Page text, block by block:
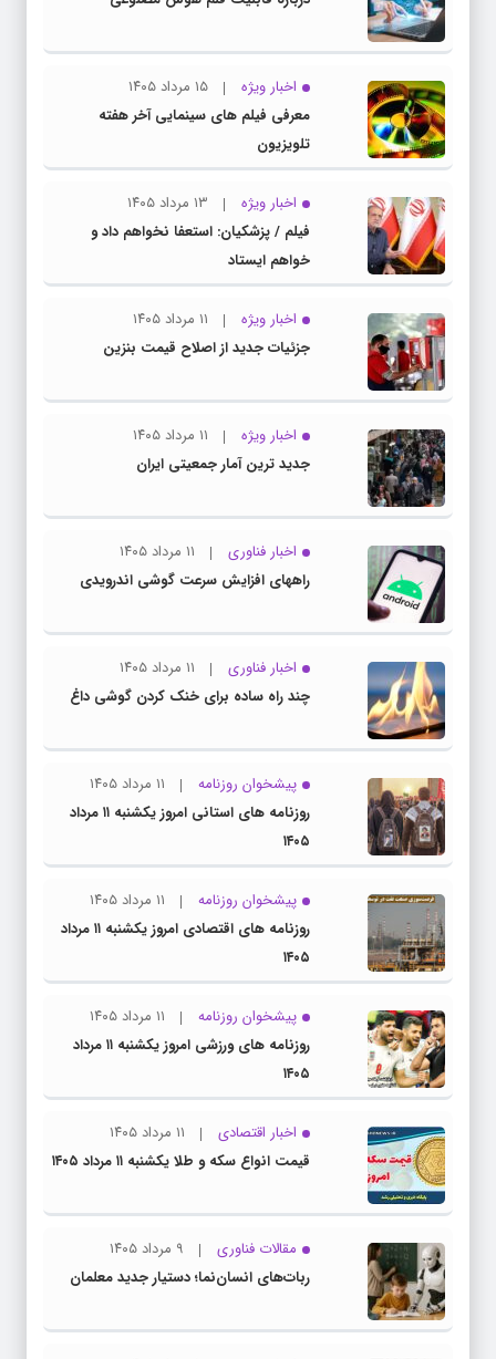
اخبار ویژه
۱۵ مرداد ۱۴۰۵
معرفی فیلم های سینمایی آخر هفته
تلویزیون
اخبار ویژه
۱۳ مرداد ۱۴۰۵
فیلم / پزشکیان: استعفا نخواهم داد و
خواهم ایستاد
اخبار ویژه
۱۱ مرداد ۱۴۰۵
جزئیات جدید از اصلاح قیمت بنزین
اخبار ویژه
۱۱ مرداد ۱۴۰۵
جدید ترین آمار جمعیتی ایران
اخبار فناوری
۱۱ مرداد ۱۴۰۵
راههای افزایش سرعت گوشی اندرویدی
اخبار فناوری
۱۱ مرداد ۱۴۰۵
چند راه‌ ساده برای خنک کردن گوشی داغ
پیشخوان روزنامه
۱۱ مرداد ۱۴۰۵
روزنامه های استانی امروز یکشنبه ۱۱ مرداد
۱۴۰۵
پیشخوان روزنامه
۱۱ مرداد ۱۴۰۵
روزنامه های اقتصادی امروز یکشنبه ۱۱ مرداد
۱۴۰۵
پیشخوان روزنامه
۱۱ مرداد ۱۴۰۵
روزنامه های ورزشی امروز یکشنبه ۱۱ مرداد
۱۴۰۵
اخبار اقتصادی
۱۱ مرداد ۱۴۰۵
قیمت انواع سکه و طلا یکشنبه ۱۱ مرداد ۱۴۰۵
مقالات فناوری
۹ مرداد ۱۴۰۵
ربات‌های انسان‌نما؛ دستیار جدید معلمان